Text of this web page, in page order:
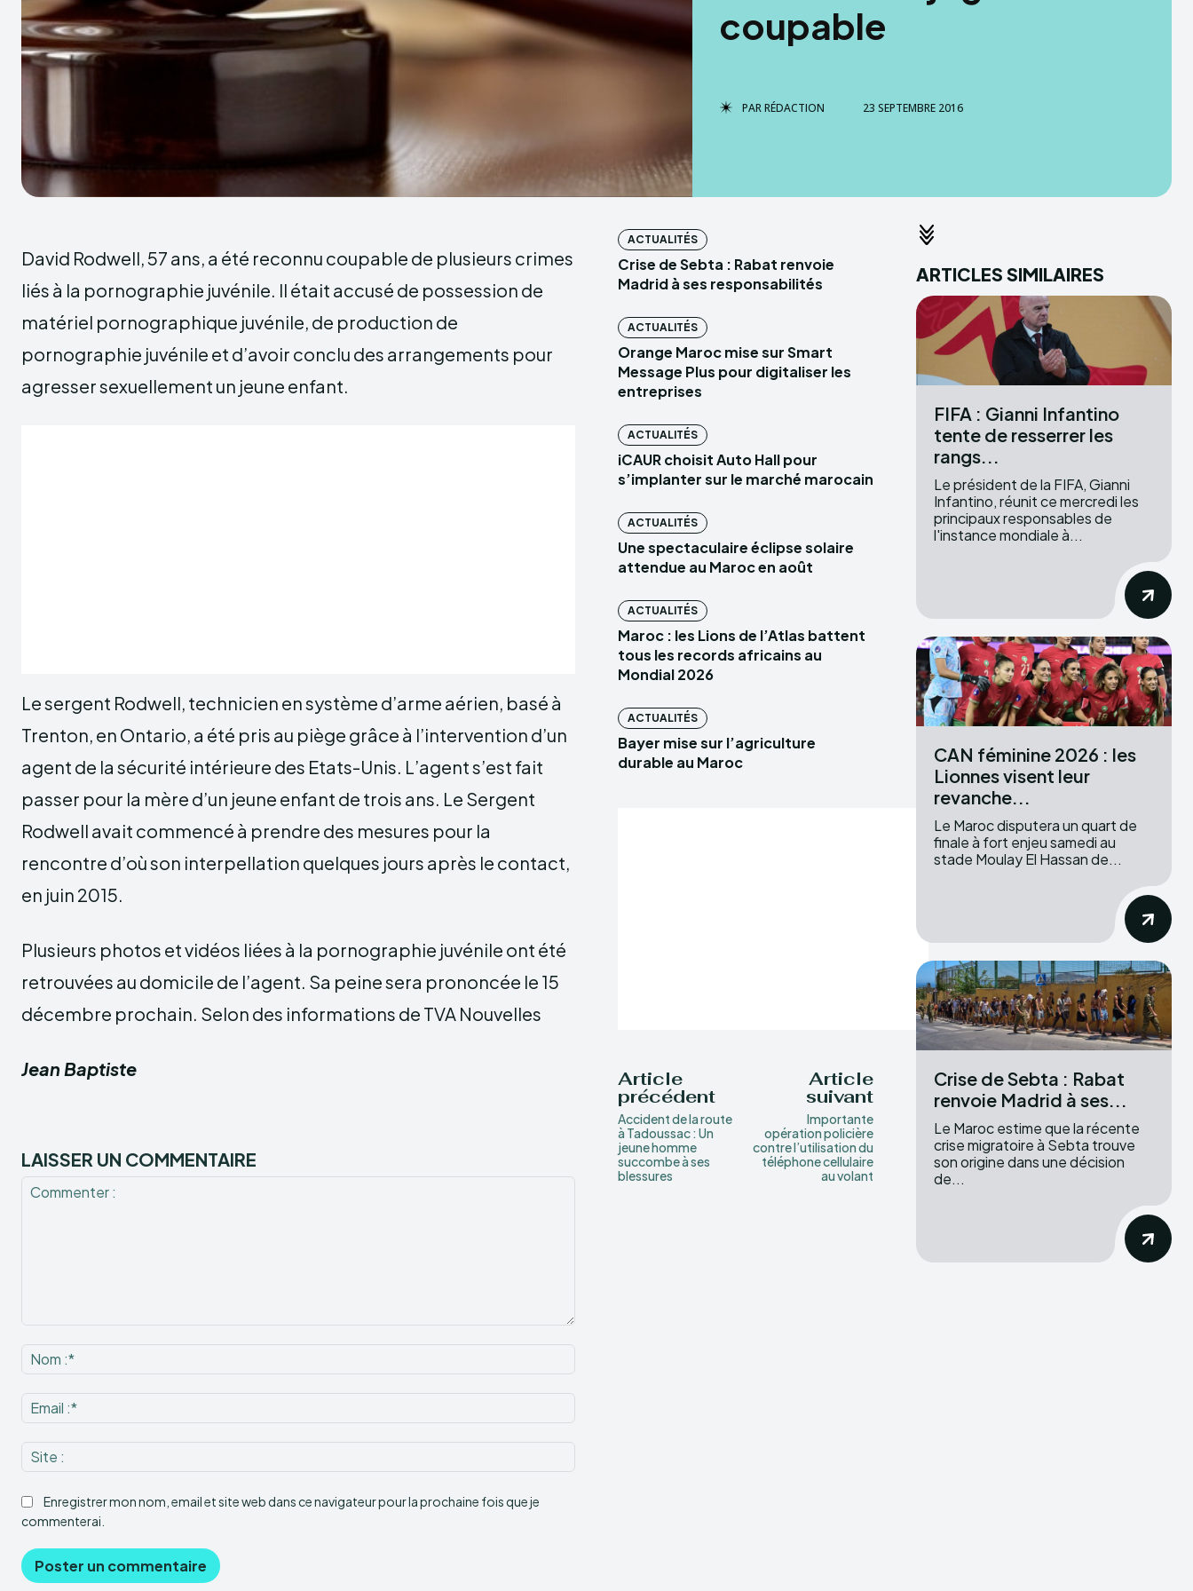
coupable
PARRÉDACTION 23 SEPTEMBRE 2016
David Rodwell, 57 ans, a été reconnu coupable de plusieurs crimes
liés à la pornographie juvénile. Il était accusé de possession de
matériel pornographique juvénile, de production de
pornographie juvénile et d’avoir conclu des arrangements pour
agresser sexuellement un jeune enfant.
Le sergent Rodwell, technicien en système d’arme aérien, basé à
Trenton, en Ontario, a été pris au piège grâce à l’intervention d’un
agent de la sécurité intérieure des Etats-Unis. L’agent s’est fait
passer pour la mère d’un jeune enfant de trois ans. Le Sergent
Rodwell avait commencé à prendre des mesures pour la
rencontre d’où son interpellation quelques jours après le contact,
en juin 2015.
Plusieurs photos et vidéos liées à la pornographie juvénile ont été
retrouvées au domicile de l’agent. Sa peine sera prononcée le 15
décembre prochain. Selon des informations de TVA Nouvelles
Jean Baptiste
LAISSER UN COMMENTAIRE
:*
:*
:
Enregistrer mon nom, email et site web dans ce navigateur pour la prochaine fois que je
commenterai.
ACTUALITÉS
Crise de Sebta : Rabat renvoie
Madrid à ses responsabilités
ACTUALITÉS
Orange Maroc mise sur Smart
Message Plus pour digitaliser les
entreprises
ACTUALITÉS
iCAUR choisit Auto Hall pour
s’implanter sur le marché marocain
ACTUALITÉS
Une spectaculaire éclipse solaire
attendue au Maroc en août
ACTUALITÉS
Maroc : les Lions de l’Atlas battent
tous les records africains au
Mondial 2026
ACTUALITÉS
Bayer mise sur l’agriculture
durable au Maroc
Article
précédent
Accident de la route
à Tadoussac : Un
jeune homme
succombe à ses
blessures
Article
suivant
Importante
opération policière
contre l’utilisation du
téléphone cellulaire
au volant
ARTICLES SIMILAIRES
FIFA : Gianni Infantino
tente de resserrer les
rangs...
Le président de la FIFA, Gianni
Infantino, réunit ce mercredi les
principaux responsables de
l'instance mondiale à...
CAN féminine 2026 : les
Lionnes visent leur
revanche...
Le Maroc disputera un quart de
finale à fort enjeu samedi au
stade Moulay El Hassan de...
Crise de Sebta : Rabat
renvoie Madrid à ses...
Le Maroc estime que la récente
crise migratoire à Sebta trouve
son origine dans une décision
de...